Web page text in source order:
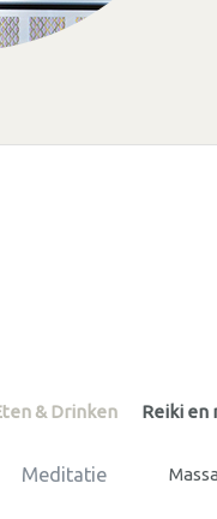
& Drinken Reiki en
Meditatie